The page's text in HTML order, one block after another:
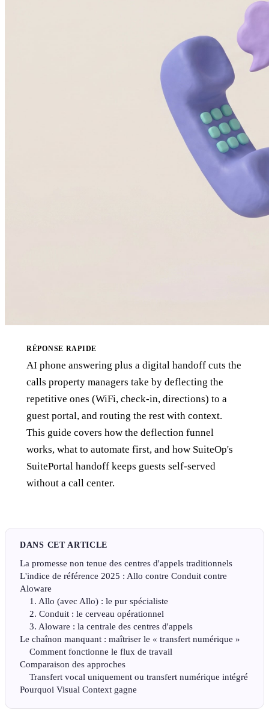
RÉPONSE RAPIDE
AI phone answering plus a digital handoff cuts the
calls property managers take by deflecting the
repetitive ones (WiFi, check-in, directions) to a
guest portal, and routing the rest with context.
This guide covers how the deflection funnel
works, what to automate first, and how SuiteOp's
SuitePortal handoff keeps guests self-served
without a call center.
DANS CET ARTICLE
La promesse non tenue des centres d'appels traditionnels
L'indice de référence 2025 : Allo contre Conduit contre
Aloware
1. Allo (avec Allo) : le pur spécialiste
2. Conduit : le cerveau opérationnel
3. Aloware : la centrale des centres d'appels
Le chaînon manquant : maîtriser le « transfert numérique »
Comment fonctionne le flux de travail
Comparaison des approches
Transfert vocal uniquement ou transfert numérique intégré
Pourquoi Visual Context gagne